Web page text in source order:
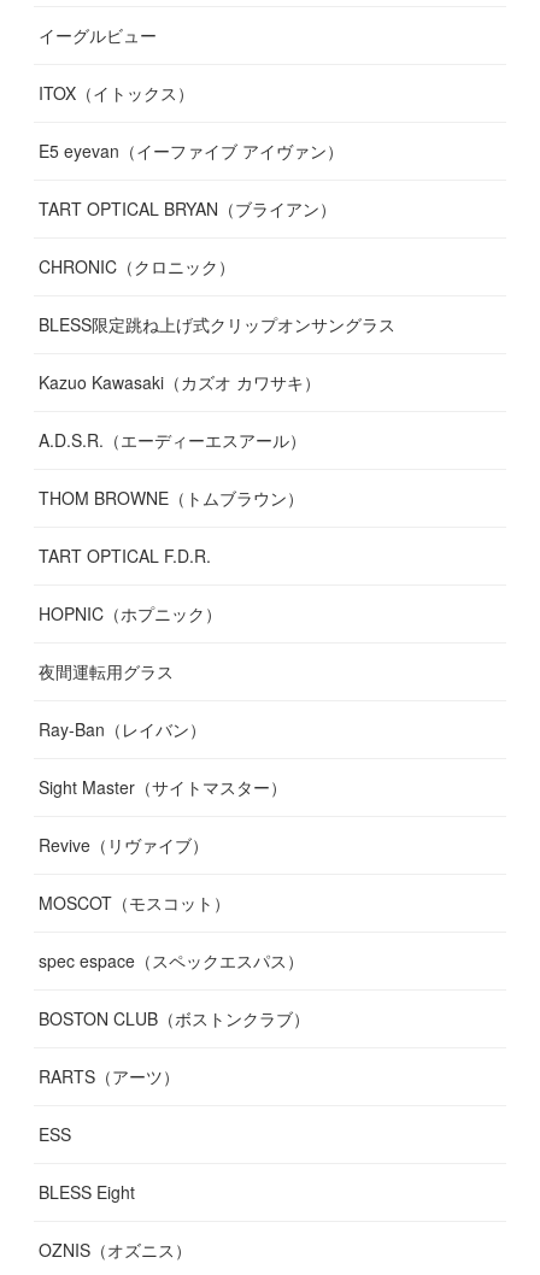
(12)
(13)
(13)
(16)
(14)
(17)
イーグルビュー
ITOX（イトックス）
E5 eyevan（イーファイブ アイヴァン）
TART OPTICAL BRYAN（ブライアン）
CHRONIC（クロニック）
BLESS限定跳ね上げ式クリップオンサングラス
Kazuo Kawasaki（カズオ カワサキ）
A.D.S.R.（エーディーエスアール）
THOM BROWNE（トムブラウン）
TART OPTICAL F.D.R.
HOPNIC（ホプニック）
夜間運転用グラス
Ray-Ban（レイバン）
Sight Master（サイトマスター）
Revive（リヴァイブ）
MOSCOT（モスコット）
spec espace（スペックエスパス）
BOSTON CLUB（ボストンクラブ）
RARTS（アーツ）
ESS
BLESS Eight
OZNIS（オズニス）